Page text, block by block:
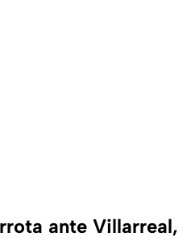
ante Villarreal,